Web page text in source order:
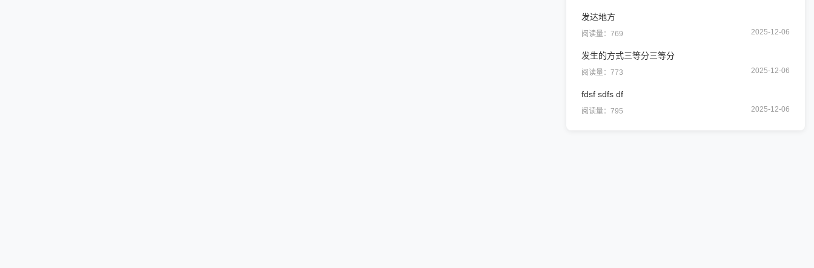
发达地方
阅读量：769 2025-12-06
发生的方式三等分三等分
阅读量：773 2025-12-06
fdsf sdfs df
阅读量：795 2025-12-06